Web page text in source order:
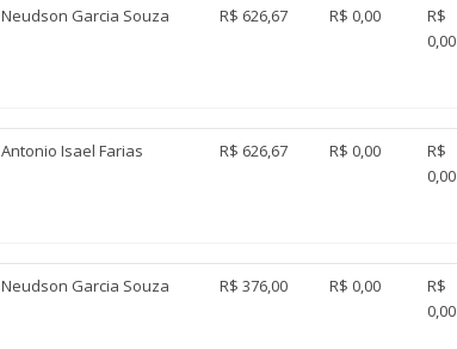
Neudson Garcia Souza R$ 626,67 R$ 0,00
R$
0,00
Antonio Isael Farias R$ 626,67 R$ 0,00
R$
0,00
Neudson Garcia Souza R$ 376,00 R$ 0,00
R$
0,00